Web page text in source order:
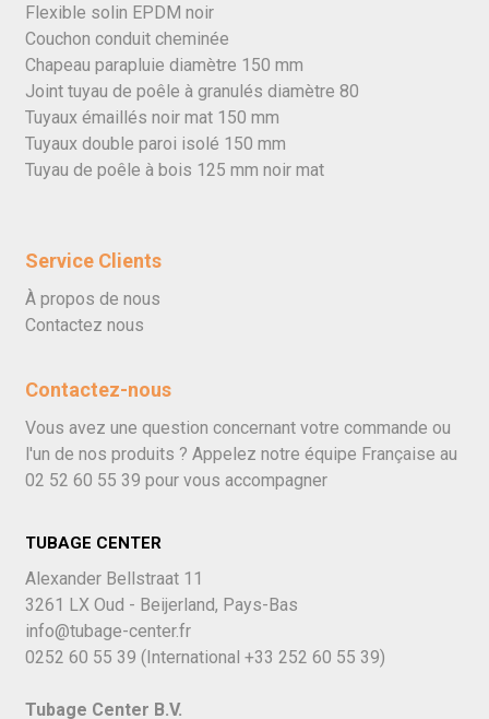
Flexible solin EPDM noir
Couchon conduit cheminée
Chapeau parapluie diamètre 150 mm
Joint tuyau de poêle à granulés diamètre 80
Tuyaux émaillés noir mat 150 mm
Tuyaux double paroi isolé 150 mm
Tuyau de poêle à bois 125 mm noir mat
Service Clients
À propos de nous
Contactez nous
Contactez-nous
Vous avez une question concernant votre commande ou
l'un de nos produits ? Appelez notre équipe Française au
02 52 60 55 39 pour vous accompagner
TUBAGE CENTER
Alexander Bellstraat 11
3261 LX Oud - Beijerland, Pays-Bas
info@tubage-center.fr
0252 60 55 39 (International +33 252 60 55 39)
Tubage Center B.V.